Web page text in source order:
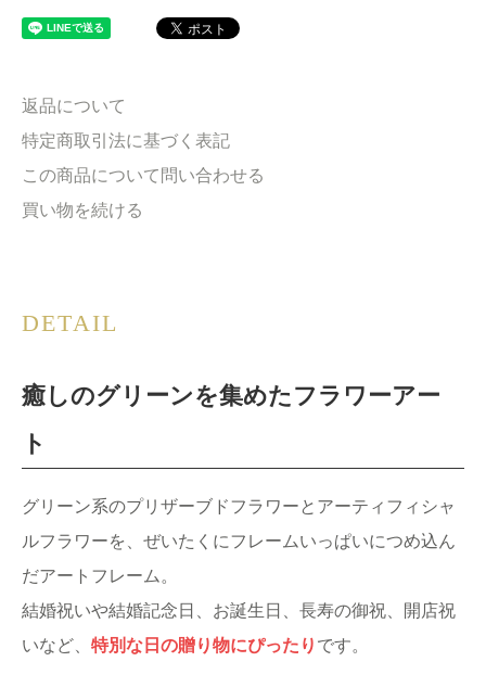
返品について
特定商取引法に基づく表記
この商品について問い合わせる
買い物を続ける
DETAIL
癒しのグリーンを集めたフラワーアー
ト
グリーン系のプリザーブドフラワーとアーティフィシャ
ルフラワーを、ぜいたくにフレームいっぱいにつめ込ん
だアートフレーム。
結婚祝いや結婚記念日、お誕生日、長寿の御祝、開店祝
いなど、 特別な日の贈り物にぴったり です。